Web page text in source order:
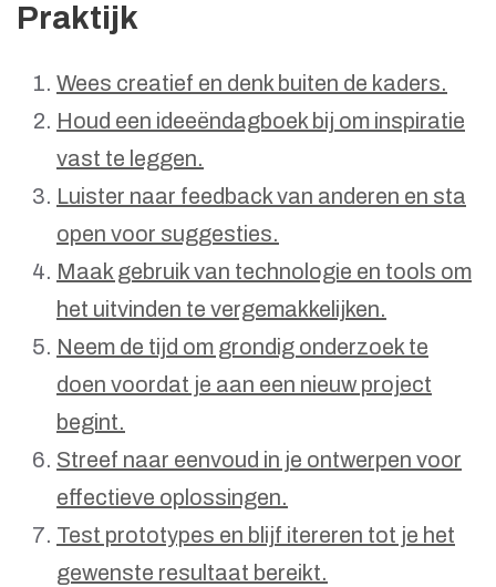
Praktijk
Wees creatief en denk buiten de kaders.
Houd een ideeëndagboek bij om inspiratie
vast te leggen.
Luister naar feedback van anderen en sta
open voor suggesties.
Maak gebruik van technologie en tools om
het uitvinden te vergemakkelijken.
Neem de tijd om grondig onderzoek te
doen voordat je aan een nieuw project
begint.
Streef naar eenvoud in je ontwerpen voor
effectieve oplossingen.
Test prototypes en blijf itereren tot je het
gewenste resultaat bereikt.